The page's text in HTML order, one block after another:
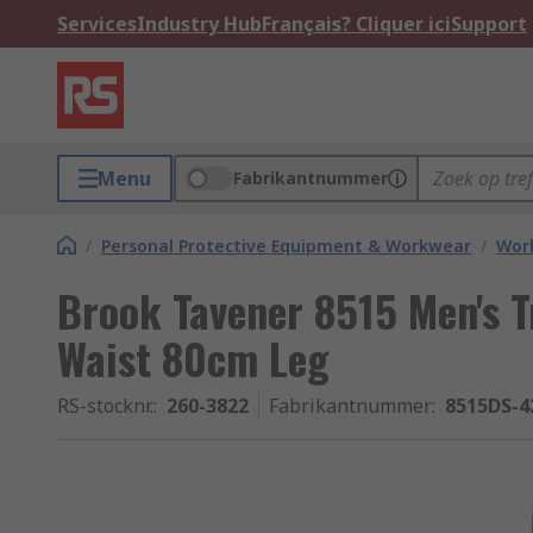
ServicesIndustry HubFrançais? Cliquer iciSupport
Menu Fabrikantnummer
/ Personal Protective Equipment & Workwear /
Brook Tavener 8515 Men's
Waist 80cm Leg
RS-stocknr.: 260-3822 Fabrikantnummer: 8515DS-